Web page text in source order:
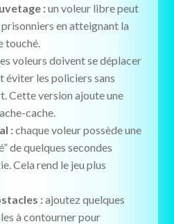
:un voleur libre peut
en atteignant la
touché.
voleurs doivent se déplacer
éviter les policiers sans
Cette version ajoute une
cache.
:chaque voleur possède une
de quelques secondes
Cela rend le jeu plus
:ajoutez quelques
à contourner pour